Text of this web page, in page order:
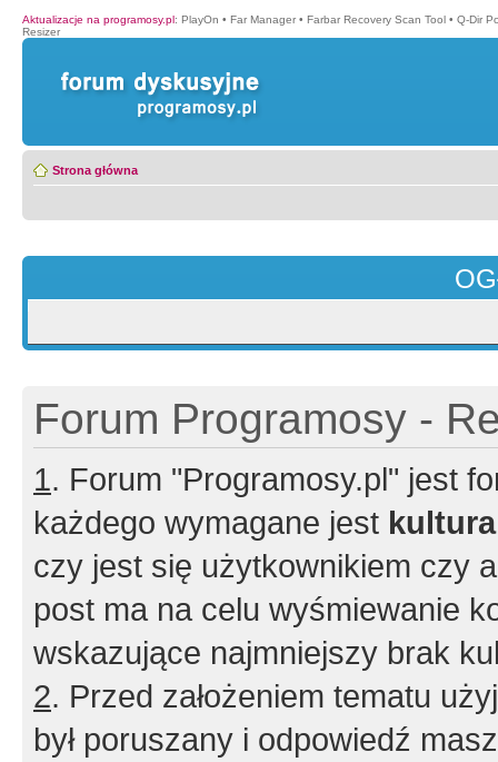
Aktualizacje na programosy.pl: PlayOn • Far Manager • Farbar Recovery Scan Tool • Q-Dir
Resizer
Strona główna
Forum Programosy -
1. Forum "Programosy.pl" jest
każdego wymagane jest
czy jest się użytkownikiem czy
post ma na celu wyśmiewanie
wskazujące najmniejszy brak
2. Przed założeniem tematu
był poruszany i odpowiedź